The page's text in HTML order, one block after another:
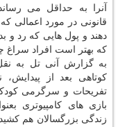
آنرا به حداقل می
قانونی در مورد اعمالی
دهند و پول هایی که رد
که بهتر است افراد سراغ
به گزارش آنی تل به
کوتاهی بعد از
تفریحات و سرگرمی
بازی های کامپیوتری
زندگی بزرگسالان هم